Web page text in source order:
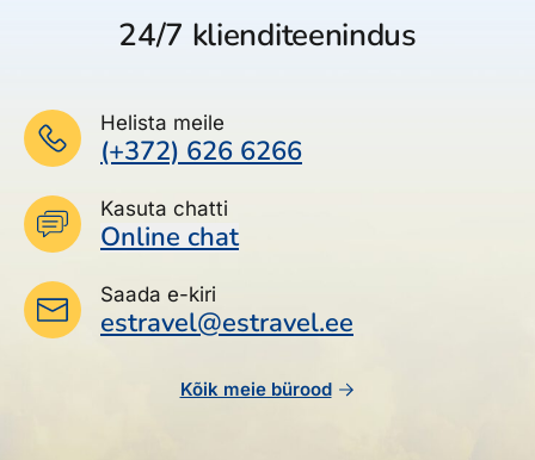
24/7 klienditeenindus
Helista meile
(+372) 626 6266
Kasuta chatti
Online chat
Saada e-kiri
estravel@estravel.ee
Kõik meie bürood